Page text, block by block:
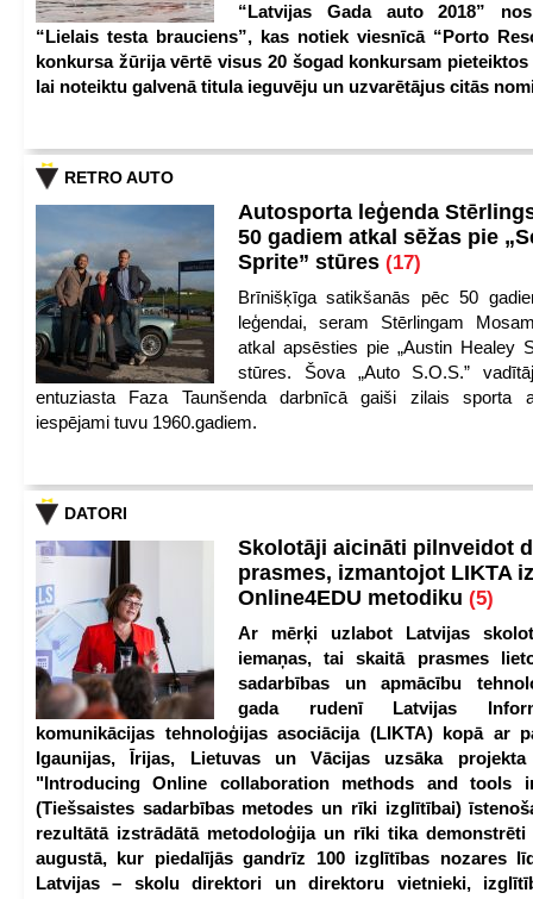
“Latvijas Gada auto 2018”
“Lielais testa brauciens”, kas notiek viesnīcā “Porto
konkursa žūrija vērtē visus 20 šogad konkursam
lai noteiktu galvenā titula ieguvēju un uzvarētājus citās
RETRO AUTO
Autosporta leģenda
50 gadiem atkal sēžas pie
Sprite” stūres (17)
Brīnišķīga satikšanās pēc 50
leģendai, seram Stērlingam
atkal apsēsties pie „Austin Healey
stūres. Šova „Auto S.O.S.”
entuziasta Faza Taunšenda darbnīcā gaiši zilais sporta
iespējami tuvu 1960.gadiem.
DATORI
Skolotāji aicināti pilnveidot
prasmes, izmantojot LIKTA
Online4EDU metodiku (5)
Ar mērķi uzlabot Latvijas
iemaņas, tai skaitā prasmes
sadarbības un apmācību
gada rudenī Latvijas
komunikācijas tehnoloģijas asociācija (LIKTA) kopā ar
Igaunijas, Īrijas, Lietuvas un Vācijas uzsāka projekta
"Introducing Online collaboration methods and tools
(Tiešsaistes sadarbības metodes un rīki izglītībai)
rezultātā izstrādātā metodoloģija un rīki tika demonstrēti
augustā, kur piedalījās gandrīz 100 izglītības nozares
Latvijas – skolu direktori un direktoru vietnieki,